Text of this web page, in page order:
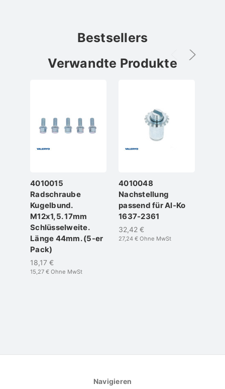
Bestsellers
Verwandte Produkte
4010015
Radschraube
Kugelbund.
M12x1,5. 17mm
Schlüsselweite.
Länge 44mm. (5-er
Pack)
18,17 €
15,27 € Ohne MwSt
4010048
Nachstellung
passend für Al-Ko
1637-2361
32,42 €
27,24 € Ohne MwSt
Navigieren